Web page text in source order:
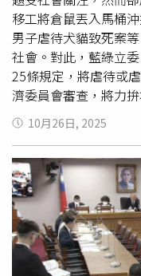
移工將倉鼠丟入馬桶
男子虐待犬貓致死案
社會。對此，藍綠立
25條規定，將虐待或
濟委員會審查，將力
法》第25條規定，宰
物肢體嚴重殘缺或重
央主管機關公告禁止
役，併科新台幣20萬
憶等16人提案指出，
意殺害動物視為聯邦
因此將《動保法》第
下，上修至7年以下。
由「2年以下」上修
10月26日, 2025